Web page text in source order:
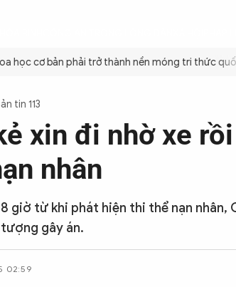
học cơ bản phải trở thành nền móng tri thức quốc
tin 113
xin đi nhờ xe
nhân
giờ từ khi phát hiện thi thể nạn nhân,
gây án.
02:59